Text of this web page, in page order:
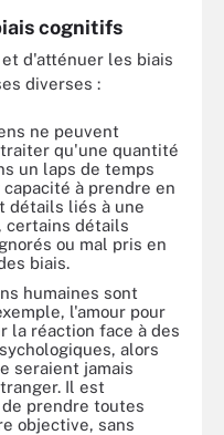
cognitifs
d'atténuer les biais
diverses :
ne peuvent
qu'une quantité
un laps de temps
à prendre en
détails liés à une
certains détails
ou mal pris en
biais.
humaines sont
l'amour pour
la réaction face à des
alors
seraient jamais
Il est
prendre toutes
objective, sans